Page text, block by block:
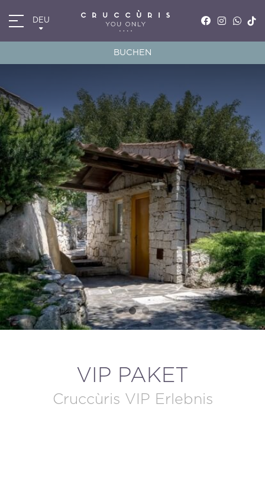
DEU
ITA
ENG
BUCHEN
Anreise
09AUG 2026
Abreise*
10AUG2026
Zimmer
Promocode
VIP PAKET
Cruccùris VIP Erlebnis